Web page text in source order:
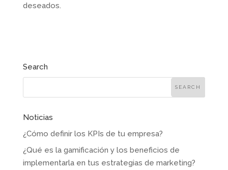
deseados.
Search
Noticias
¿Cómo definir los KPIs de tu empresa?
¿Qué es la gamificación y los beneficios de
implementarla en tus estrategias de marketing?